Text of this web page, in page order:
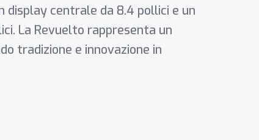
display centrale da 8.4 pollici e un
La Revuelto rappresenta un
tradizione e innovazione in